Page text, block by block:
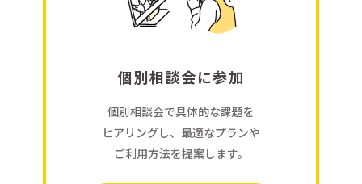
個別相談会に参加
個別相談会で具体的な課題を
ヒアリングし、最適なプランや
ご利用方法を提案します。